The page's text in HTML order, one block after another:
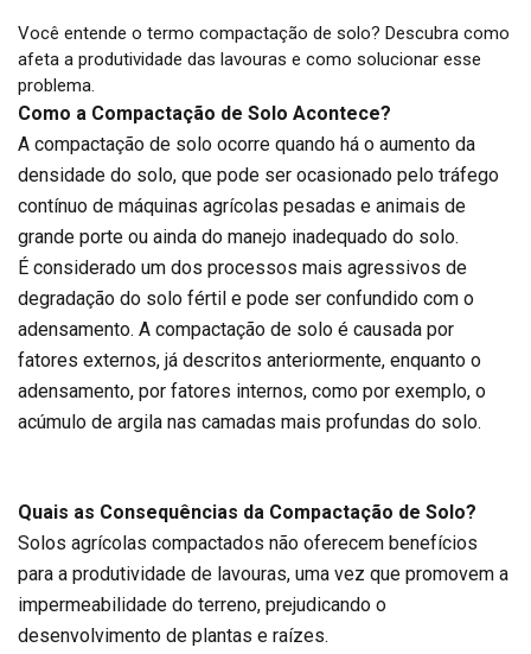
Você entende o termo compactação de solo? Descubra como
afeta a produtividade das lavouras e como solucionar esse
problema.
Como a Compactação de Solo Acontece?
A compactação de solo ocorre quando há o aumento da
densidade do solo, que pode ser ocasionado pelo tráfego
contínuo de máquinas agrícolas pesadas e animais de
grande porte ou ainda do manejo inadequado do solo.
É considerado um dos processos mais agressivos de
degradação do solo fértil e pode ser confundido com o
adensamento. A compactação de solo é causada por
fatores externos, já descritos anteriormente, enquanto o
adensamento, por fatores internos, como por exemplo, o
acúmulo de argila nas camadas mais profundas do solo.
Quais as Consequências da Compactação de Solo?
Solos agrícolas compactados não oferecem benefícios
para a produtividade de lavouras, uma vez que promovem a
impermeabilidade do terreno, prejudicando o
desenvolvimento de plantas e raízes.